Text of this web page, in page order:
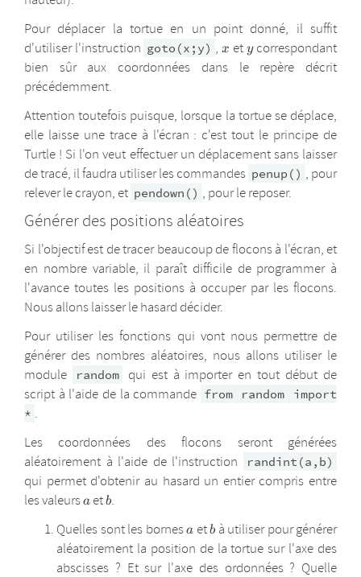
Pour déplacer la tortue en un point donné, il suffit
d'utiliser l'instruction goto(x;y) ,x
x et y
ycorrespondant
bien sûr aux coordonnées dans le repère décrit
précédemment.
Attention toutefois puisque, lorsque la tortue se déplace,
elle laisse une trace à l'écran : c'est tout le principe de
Turtle ! Si l'on veut effectuer un déplacement sans laisser
de tracé, il faudra utiliser les commandes penup() , pour
relever le crayon, et pendown() , pour le reposer.
Générer des positions aléatoires
Si l'objectif est de tracer beaucoup de flocons à l'écran, et
en nombre variable, il paraît difficile de programmer à
l'avance toutes les positions à occuper par les flocons.
Nous allons laisser le hasard décider.
Pour utiliser les fonctions qui vont nous permettre de
générer des nombres aléatoires, nous allons utiliser le
module
random
qui est à importer en tout début de
script à l'aide de la commande from random import
* .
Les coordonnées des flocons seront générées
aléatoirement à l'aide de l'instruction
randint(a,b)
qui permet d'obtenir au hasard un entier compris entre
les valeursa
a etb
b.
Quelles sont les bornesa
a etb
bà utiliser pour générer
aléatoirement la position de la tortue sur l'axe des
abscisses ? Et sur l'axe des ordonnées ? Quelle